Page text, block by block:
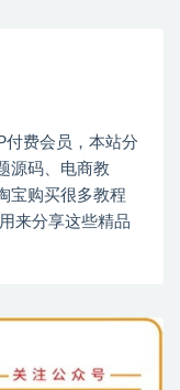
付费会员，本站分
源码、电商教
宝购买很多教程
来分享这些精品